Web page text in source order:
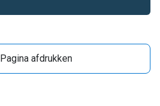
Pagina afdrukken